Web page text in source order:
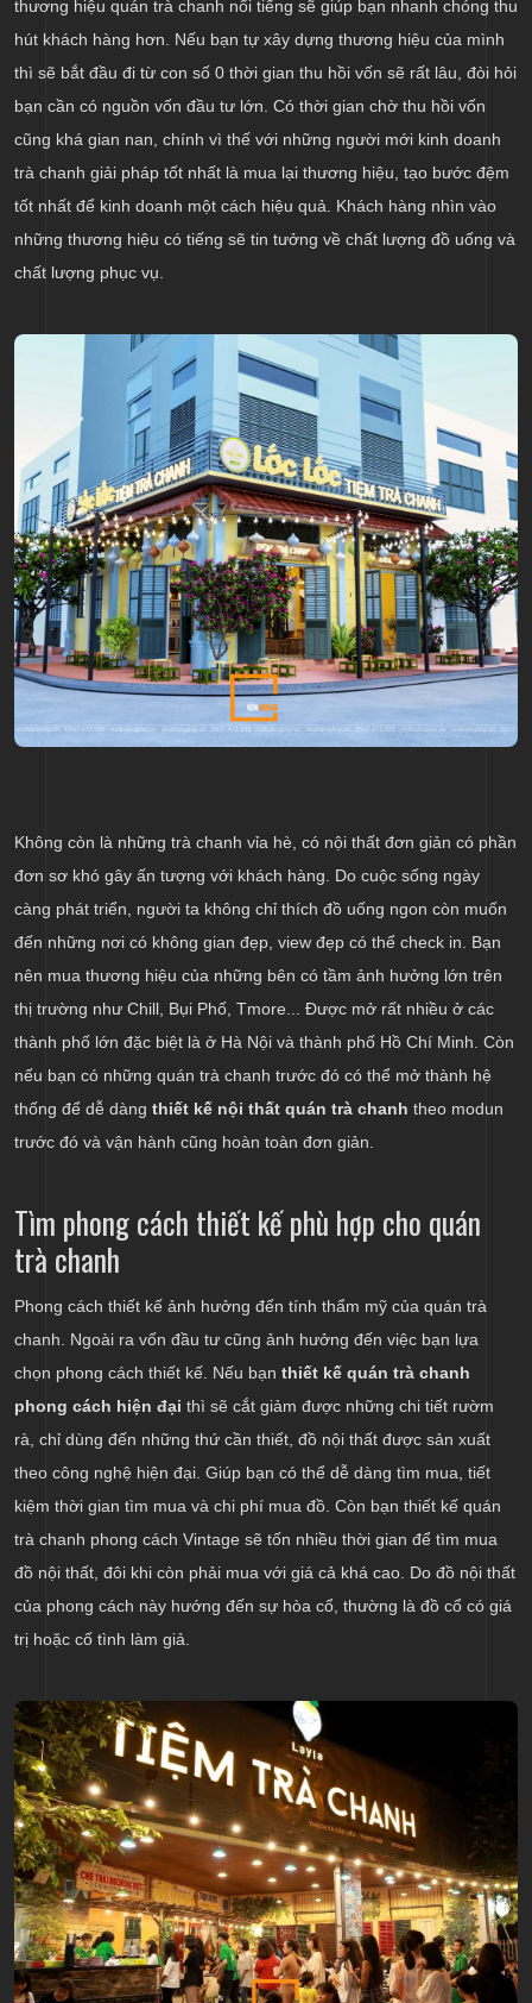
thương hiệu quán trà chanh nổi tiếng sẽ giúp bạn nhanh chóng thu
hút khách hàng hơn. Nếu bạn tự xây dựng thương hiệu của mình
thì sẽ bắt đầu đi từ con số 0 thời gian thu hồi vốn sẽ rất lâu, đòi hỏi
bạn cần có nguồn vốn đầu tư lớn. Có thời gian chờ thu hồi vốn
cũng khá gian nan, chính vì thế với những người mới kinh doanh
trà chanh giải pháp tốt nhất là mua lại thương hiệu, tạo bước đệm
tốt nhất để kinh doanh một cách hiệu quả. Khách hàng nhìn vào
những thương hiệu có tiếng sẽ tin tưởng về chất lượng đồ uống và
chất lượng phục vụ.
Không còn là những trà chanh vỉa hè, có nội thất đơn giản có phần
đơn sơ khó gây ấn tượng với khách hàng. Do cuộc sống ngày
càng phát triển, người ta không chỉ thích đồ uống ngon còn muốn
đến những nơi có không gian đẹp, view đẹp có thể check in. Bạn
nên mua thương hiệu của những bên có tầm ảnh hưởng lớn trên
thị trường như Chill, Bụi Phố, Tmore... Được mở rất nhiều ở các
thành phố lớn đặc biệt là ở Hà Nội và thành phố Hồ Chí Minh. Còn
nếu bạn có những quán trà chanh trước đó có thể mở thành hệ
thống để dễ dàng thiết kế nội thất quán trà chanh theo modun
trước đó và vận hành cũng hoàn toàn đơn giản.
Tìm phong cách thiết kế phù hợp cho quán
trà chanh
Phong cách thiết kế ảnh hưởng đến tính thẩm mỹ của quán trà
chanh. Ngoài ra vốn đầu tư cũng ảnh hưởng đến việc bạn lựa
chọn phong cách thiết kế. Nếu bạn thiết kế quán trà chanh
phong cách hiện đại thì sẽ cắt giảm được những chi tiết rườm
rà, chỉ dùng đến những thứ cần thiết, đồ nội thất được sản xuất
theo công nghệ hiện đại. Giúp bạn có thể dễ dàng tìm mua, tiết
kiệm thời gian tìm mua và chi phí mua đồ. Còn bạn thiết kế quán
trà chanh phong cách Vintage sẽ tốn nhiều thời gian để tìm mua
đồ nội thất, đôi khi còn phải mua với giá cả khá cao. Do đồ nội thất
của phong cách này hướng đến sự hòa cổ, thường là đồ cổ có giá
trị hoặc cố tình làm giả.